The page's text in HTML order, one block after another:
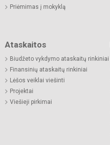
Priėmimas į mokyklą
Ataskaitos
Biudžeto vykdymo ataskaitų rinkiniai
Finansinių ataskaitų rinkiniai
Lėšos veiklai viešinti
Projektai
Viešieji pirkimai